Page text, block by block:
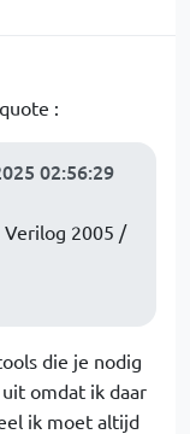
:
02:56:29
Verilog 2005 /
die je nodig
omdat ik daar
ik moet altijd